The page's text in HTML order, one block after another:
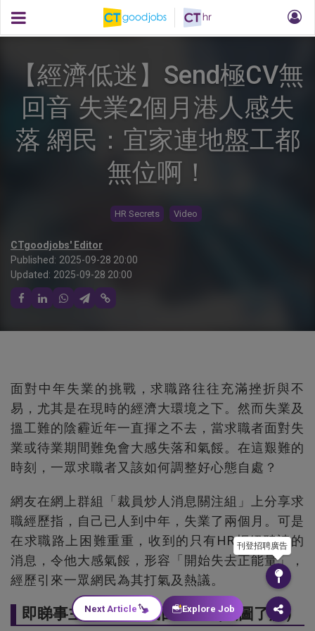
【經濟低迷】Send極CV無
回音 失業2個月港人感失
落 網民：宜家連地盤工都
無位啊！
HR Secrets Video
CTgoodjobs' Editor
Published: 2025-09-28 20:00
Updated: 2025-09-28 20:00
面對中年失業的挑戰，求職路往往充滿挫折與不
易，尤其是在現時的經濟大環境之下。然而失業及
搵工難的陰霾近年一直揮之不去，當求職者面對失
業或待業期間難免會大感失落和氣餒。在這艱難的
時刻，一眾求職者又該如何調整好心態自處？
網友在網上群組「裁員炒人消息關注組」上分享求
職經歷指，自己已人到中年，失業了兩個月。可是
在求職路上困難重重，收到的只有HR拒絕聘請的
消息，令他大感氣餒，形容「開始失去正能量」，
經歷引來一眾網民為其打氣及熱議。
即睇事主分享及網民回應：（按圖了解）
刊登招聘廣告
Next Article Explore Job